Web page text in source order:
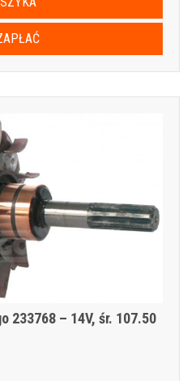
233768 – 14V, śr. 107.50